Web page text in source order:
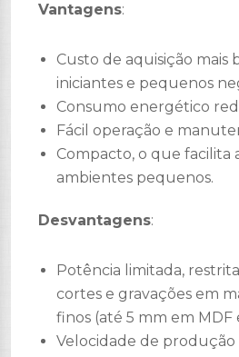
Vantagens:
Custo de aquisição mais
iniciantes e pequenos
Consumo energético
Fácil operação e
Compacto, o que facilita
ambientes pequenos.
Desvantagens:
Potência limitada,
cortes e gravações em
finos (até 5 mm em MDF
Velocidade de